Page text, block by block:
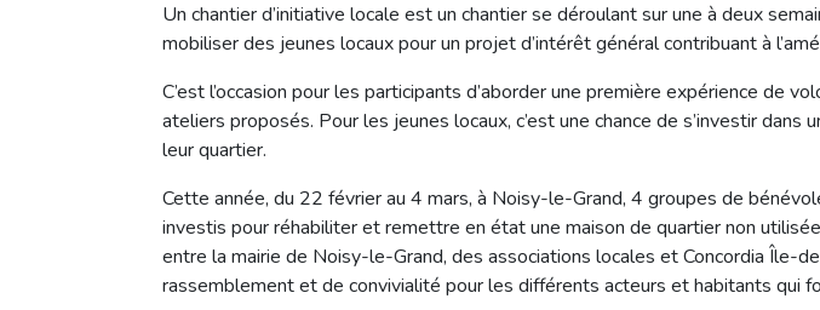
Un chantier d’initiative locale est un chantier se déroulant sur une à deux
mobiliser des jeunes locaux pour un projet d’intérêt général contribuant à
C’est l’occasion pour les participants d’aborder une première expérience de
ateliers proposés. Pour les jeunes locaux, c’est une chance de s’investir
leur quartier.
Cette année, du 22 février au 4 mars, à Noisy-le-Grand, 4 groupes de
investis pour réhabiliter et remettre en état une maison de quartier non
entre la mairie de Noisy-le-Grand, des associations locales et Concordia Île-
rassemblement et de convivialité pour les différents acteurs et habitants qui